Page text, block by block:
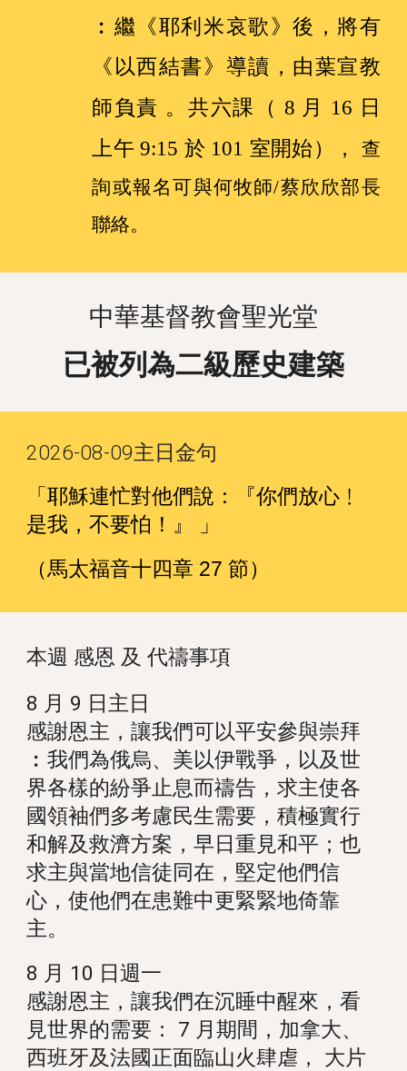
︰ 繼《耶利米哀歌》後，將有
《以西結書》導讀， 由葉宣教
師負責 。 共六課（ 8 月 16 日
上午 9:15 於 101 室開始）， 查
詢或報名可與何牧師/蔡欣欣部長
聯絡。
中華基督教會聖光堂
已被列為二級歷史建築
2026-08-09主日金句
「耶穌連忙對他們說：『你們放心﹗
是我，不要怕！』 」
（馬太福音十四章 27 節）
本週 感恩 及 代禱事項
8 月 9 日主日
感謝恩主，讓我們可以平安參與崇拜
︰我們為俄烏、美以伊戰爭，以及世
界各樣的紛爭止息而禱告，求主使各
國領袖們多考慮民生需要，積極實行
和解及救濟方案，早日重見和平；也
求主與當地信徒同在，堅定他們信
心，使他們在患難中更緊緊地倚靠
主。
8 月 10 日週一
感謝恩主，讓我們在沉睡中醒來，看
見世界的需要： 7 月期間，加拿大、
西班牙及法國正面臨山火肆虐， 大片